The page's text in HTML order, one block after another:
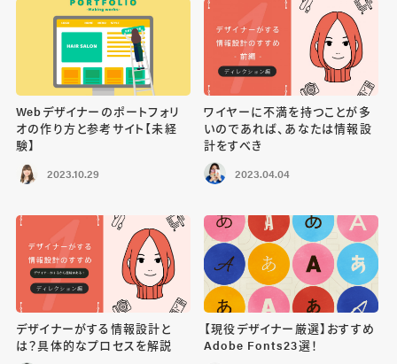
Webデザイナーのポートフォリ
オの作り方と参考サイト【未経
験】
2023.10.29
ワイヤーに不満を持つことが多
いのであれば、あなたは情報設
計をすべき
2023.04.04
デザイナーがする情報設計と
は？具体的なプロセスを解説
【現役デザイナー厳選】おすすめ
Adobe Fonts23選！